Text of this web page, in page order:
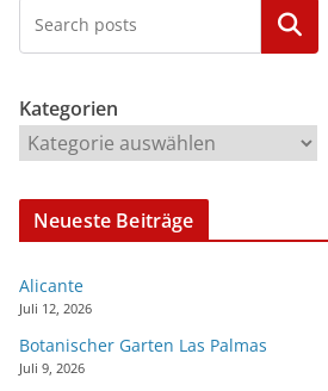
Kategorien
Kategorien
Neueste Beiträge
Alicante
Juli 12, 2026
Botanischer Garten Las Palmas
Juli 9, 2026